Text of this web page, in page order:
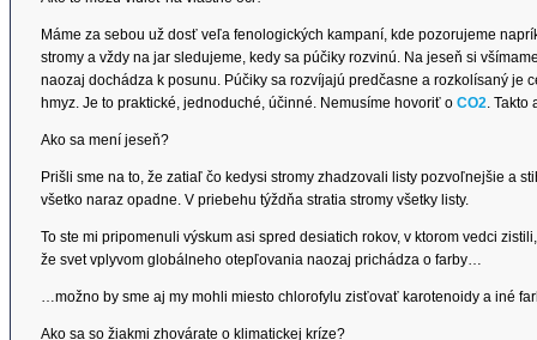
Máme za sebou už dosť veľa fenologických kampaní, kde pozorujeme
stromy a vždy na jar sledujeme, kedy sa púčiky rozvinú. Na jeseň si
naozaj dochádza k posunu. Púčiky sa rozvíjajú predčasne a rozkolísaný je
hmyz. Je to praktické, jednoduché, účinné. Nemusíme hovoriť o CO2. Takto
Ako sa mení jeseň?
Prišli sme na to, že zatiaľ čo kedysi stromy zhadzovali listy pozvoľnejšie a
všetko naraz opadne. V priebehu týždňa stratia stromy všetky listy.
To ste mi pripomenuli výskum asi spred desiatich rokov, v ktorom vedci
že svet vplyvom globálneho otepľovania naozaj prichádza o farby…
…možno by sme aj my mohli miesto chlorofylu zisťovať karotenoidy a iné
Ako sa so žiakmi zhovárate o klimatickej kríze?